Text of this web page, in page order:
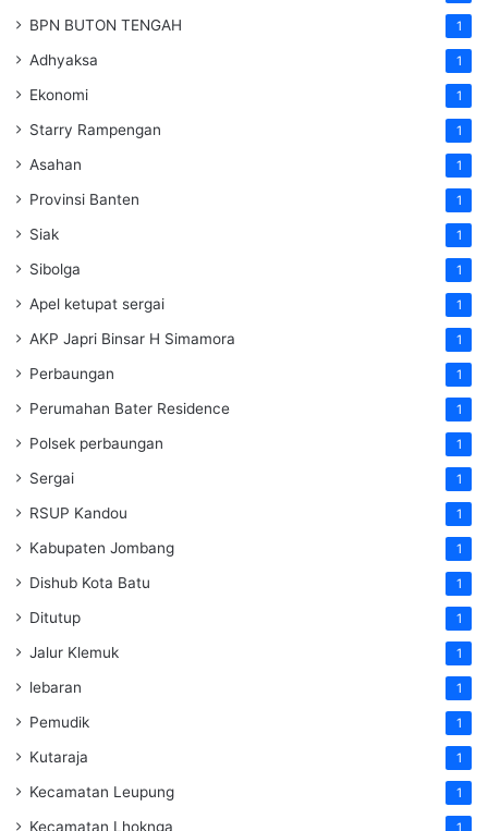
BPN BUTON TENGAH 1
Adhyaksa 1
Ekonomi 1
Starry Rampengan 1
Asahan 1
Provinsi Banten 1
Siak 1
Sibolga 1
Apel ketupat sergai 1
AKP Japri Binsar H Simamora 1
Perbaungan 1
Perumahan Bater Residence 1
Polsek perbaungan 1
Sergai 1
RSUP Kandou 1
Kabupaten Jombang 1
Dishub Kota Batu 1
Ditutup 1
Jalur Klemuk 1
lebaran 1
Pemudik 1
Kutaraja 1
Kecamatan Leupung 1
Kecamatan Lhoknga 1